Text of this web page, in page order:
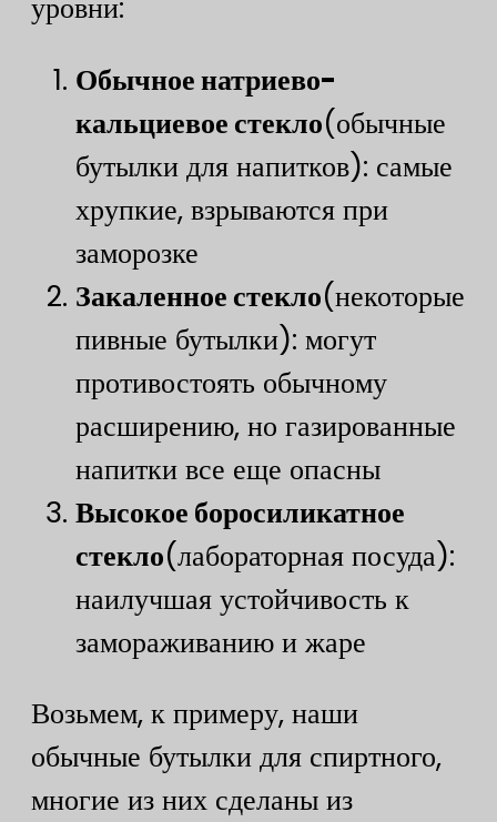
Обычное натриево-
кальциевое стекло(обычные
бутылки для напитков): самые
хрупкие, взрываются при
заморозке
​Закаленное стекло​(некоторые
пивные бутылки): могут
противостоять обычному
расширению, но газированные
напитки все еще опасны
Высокое боросиликатное
стекло(лабораторная посуда):
наилучшая устойчивость к
замораживанию и жаре
Возьмем, к примеру, наши
обычные бутылки для спиртного,
многие из них сделаны из